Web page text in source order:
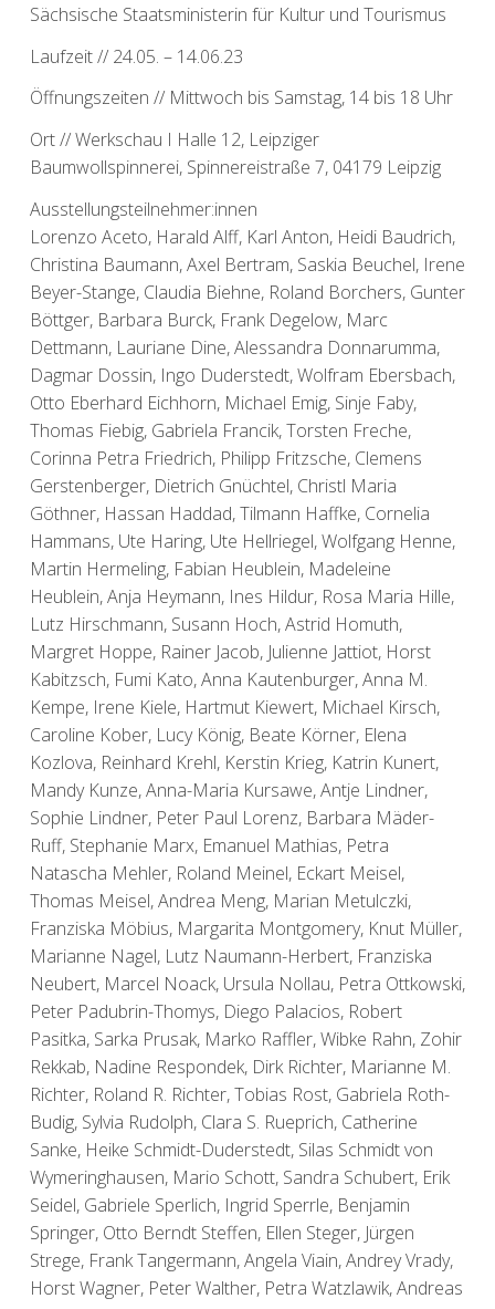
Sächsische Staatsministerin für Kultur und Tourismus
Laufzeit // 24.05. – 14.06.23
Öffnungszeiten // Mittwoch bis Samstag, 14 bis 18 Uhr
Ort // Werkschau I Halle 12, Leipziger
Baumwollspinnerei, Spinnereistraße 7, 04179 Leipzig
Ausstellungsteilnehmer:innen
Lorenzo Aceto, Harald Alff, Karl Anton, Heidi Baudrich,
Christina Baumann, Axel Bertram, Saskia Beuchel, Irene
Beyer-Stange, Claudia Biehne, Roland Borchers, Gunter
Böttger, Barbara Burck, Frank Degelow, Marc
Dettmann, Lauriane Dine, Alessandra Donnarumma,
Dagmar Dossin, Ingo Duderstedt, Wolfram Ebersbach,
Otto Eberhard Eichhorn, Michael Emig, Sinje Faby,
Thomas Fiebig, Gabriela Francik, Torsten Freche,
Corinna Petra Friedrich, Philipp Fritzsche, Clemens
Gerstenberger, Dietrich Gnüchtel, Christl Maria
Göthner, Hassan Haddad, Tilmann Haffke, Cornelia
Hammans, Ute Haring, Ute Hellriegel, Wolfgang Henne,
Martin Hermeling, Fabian Heublein, Madeleine
Heublein, Anja Heymann, Ines Hildur, Rosa Maria Hille,
Lutz Hirschmann, Susann Hoch, Astrid Homuth,
Margret Hoppe, Rainer Jacob, Julienne Jattiot, Horst
Kabitzsch, Fumi Kato, Anna Kautenburger, Anna M.
Kempe, Irene Kiele, Hartmut Kiewert, Michael Kirsch,
Caroline Kober, Lucy König, Beate Körner, Elena
Kozlova, Reinhard Krehl, Kerstin Krieg, Katrin Kunert,
Mandy Kunze, Anna-Maria Kursawe, Antje Lindner,
Sophie Lindner, Peter Paul Lorenz, Barbara Mäder-
Ruff, Stephanie Marx, Emanuel Mathias, Petra
Natascha Mehler, Roland Meinel, Eckart Meisel,
Thomas Meisel, Andrea Meng, Marian Metulczki,
Franziska Möbius, Margarita Montgomery, Knut Müller,
Marianne Nagel, Lutz Naumann-Herbert, Franziska
Neubert, Marcel Noack, Ursula Nollau, Petra Ottkowski,
Peter Padubrin-Thomys, Diego Palacios, Robert
Pasitka, Sarka Prusak, Marko Raffler, Wibke Rahn, Zohir
Rekkab, Nadine Respondek, Dirk Richter, Marianne M.
Richter, Roland R. Richter, Tobias Rost, Gabriela Roth-
Budig, Sylvia Rudolph, Clara S. Rueprich, Catherine
Sanke, Heike Schmidt-Duderstedt, Silas Schmidt von
Wymeringhausen, Mario Schott, Sandra Schubert, Erik
Seidel, Gabriele Sperlich, Ingrid Sperrle, Benjamin
Springer, Otto Berndt Steffen, Ellen Steger, Jürgen
Strege, Frank Tangermann, Angela Viain, Andrey Vrady,
Horst Wagner, Peter Walther, Petra Watzlawik, Andreas